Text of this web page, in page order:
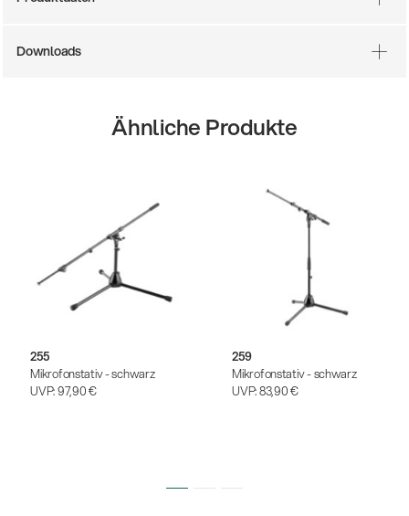
13860-200-25
Gitarrenstuhl
Mit dabei, wenn Fußballgeschichte
geschrieben wird: Mikrofonieren am
Downloads
Ähnliche Produkte
255
Mikrofonstativ - schwarz
UVP:97,90 €
259
Mikrofonstativ - schwarz
UVP:83,90 €